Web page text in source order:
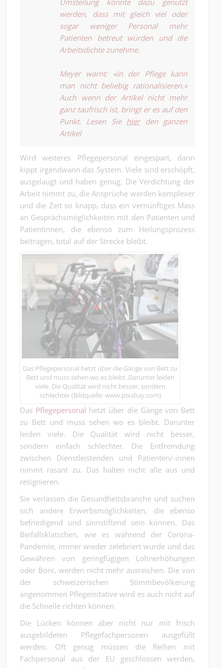
werden, dass mit gleich viel oder
sogar weniger Personal mehr
Patienten betreut würden und die
Arbeitsdichte zunehme.
Meyer warnt: «In der Pflege kann
man nicht beliebig rationalisieren.»
Auch wenn der Artikel nicht mehr
ganz taufrisch ist, bringt er es auf den
Punkt. Lesen Sie hierden ganzen
Artikel
Wird weiteres Pflegepersonal eingespart, dann
kippt irgendwann das System. Viele sind erschöpft,
ausgelaugt und haben genug. Die Verdichtung der
Arbeit nimmt zu, die Ansprüche werden komplexer
und die Zeit so knapp, dass ein vernünftiges Mass
an Gesprächsmöglichkeiten mit den Patienten und
Patientinnen, die ebenso zum Heilungsprozess
beitragen, total auf der Strecke bleibt.
Das Pflegepersonal hetzt über die Gänge von Bett zu
Bett und muss sehen wo es bleibt. Darunter leiden
viele. Die Qualität wird nicht besser, sondern
schlechter (Bildquelle: www.pixabay.com)
Das Pflegepersonal hetzt über die Gänge von Bett
zu Bett und muss sehen wo es bleibt. Darunter
leiden viele. Die Qualität wird nicht besser,
sondern einfach schlechter. Die Entfremdung
zwischen Dienstleistenden und Patienten/-innen
nimmt rasant zu. Das halten nicht alle aus und
resignieren.
Sie verlassen die Gesundheitsbranche und suchen
sich andere Erwerbsmöglichkeiten, die ebenso
befriedigend und sinnstiftend sein können. Das
Beifallsklatschen, wie es während der Corona-
Pandemie, immer wieder zelebriert wurde und das
Gewähren von geringfügigen Lohnerhöhungen
oder Boni, werden nicht mehr ausreichen. Die von
der schweizerischen Stimmbevölkerung
angenommen Pflegeinitative wird es auch nicht auf
die Schnelle richten können
Die Lücken können aber nicht nur mit frisch
ausgebildeten Pflegefachpersonen ausgefüllt
werden. Oft genug müssen die Reihen mit
Fachpersonal aus der EU geschlossen werden,